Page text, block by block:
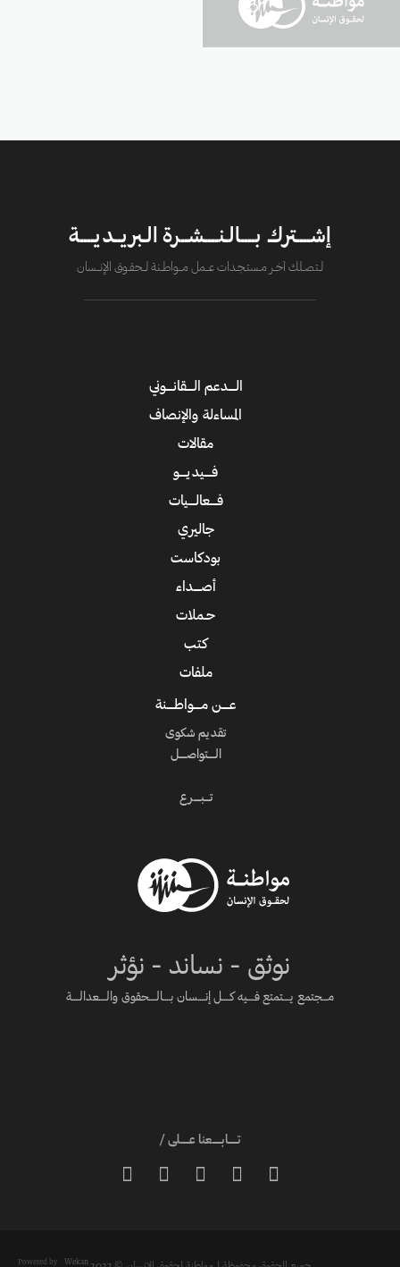
إشــــترك بــــالـنــــشــرة الـبريــديــــة
لــتصــلك آخــر مــستـجــدات عــــمل مــــواطــنة لـــحقــوق الإنــــسان
نوثق - نساند - نؤثر
مـــجتمع يــــتمتع فــــيه كــــل إنــــسان بــــالــــحقوق والــــعدالــــة
تـــــابـــــعنا عـــــلى /





الــــدعم الــــقانــــوني
المساءلة والإنصاف
مقالات
فــــيديــــو
فــــعالــــيات
جاليري
بودكاست
أصــــداء
حـملات
كتب
ملفات
عــــن مــــواطــــنة
تقديم شكوى
الــــتواصــــل
تـــبــــرع
Powered by Wekan